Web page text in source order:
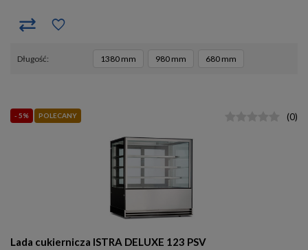
długość 1380 mm 980 mm 680 mm
- 5% POLECANY
Lada cukiernicza ISTRA DELUXE 123 PSV
(0)